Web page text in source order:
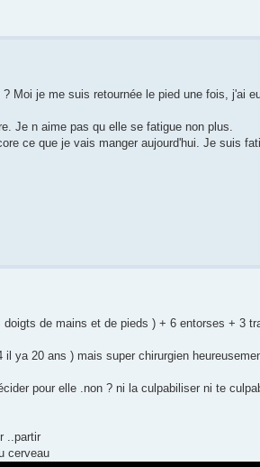
Moi je me suis retournée le pied une fois, j'ai
Je n aime pas qu elle se fatigue non plus.
ce que je vais manger aujourd'hui. Je suis
de mains et de pieds ) + 6 entorses + 3
ya 20 ans ) mais super chirurgien
pour elle .non ? ni la culpabiliser ni te
..partir
cerveau